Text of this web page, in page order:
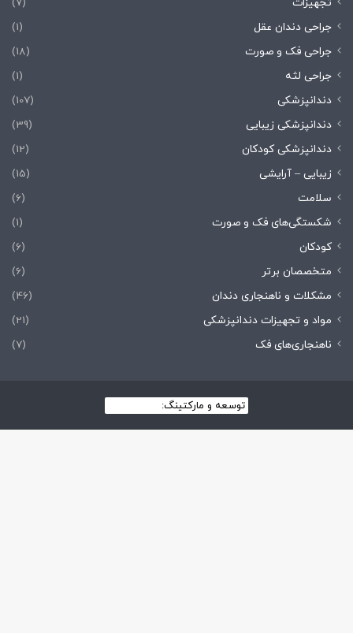
جراحی دندان عقل
(1)
جراحی فک و صورت
(18)
جراحی لثه
(1)
دندانپزشکی
(107)
دندانپزشکی زیبایی
(39)
دندانپزشکی کودکان
(12)
زیبایی – آرایشی
(15)
سلامت
(6)
شکستگی‌های فک و صورت
(1)
کودکان
(6)
متخصصان برتر
(6)
مشکلات و ناهنجاری دندان
(46)
مواد و تجهیزات دندانپزشکی
(21)
ناهنجاری‌های فک
(7)
توسعه و مارکتینگ: